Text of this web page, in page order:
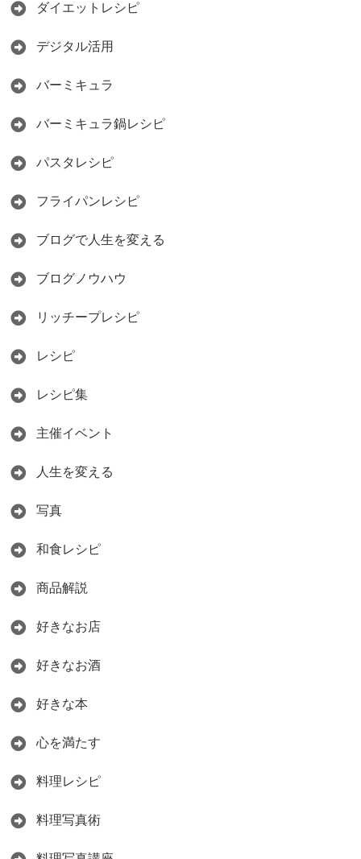
ダイエットレシピ
デジタル活用
バーミキュラ
バーミキュラ鍋レシピ
パスタレシピ
フライパンレシピ
ブログで人生を変える
ブログノウハウ
リッチープレシピ
レシピ
レシピ集
主催イベント
人生を変える
写真
和食レシピ
商品解説
好きなお店
好きなお酒
好きな本
心を満たす
料理レシピ
料理写真術